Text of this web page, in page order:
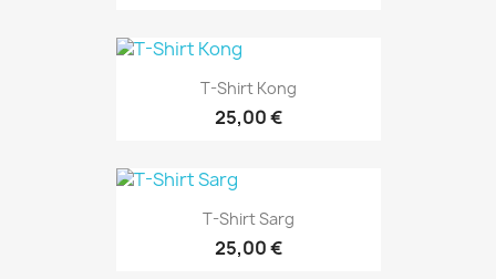
T-Shirt Kong
25,00 €
T-Shirt Sarg
25,00 €